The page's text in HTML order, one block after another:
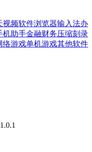
视频软件浏览器输入法办
机助手金融财务压缩刻录
络游戏单机游戏其他软件